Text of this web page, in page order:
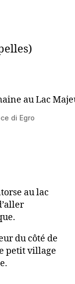
di Egro
au lac
du côté de
petit village